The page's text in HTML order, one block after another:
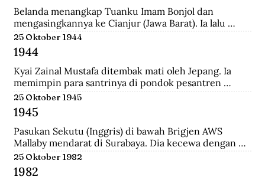
Belanda menangkap Tuanku Imam Bonjol dan
mengasingkannya ke Cianjur (Jawa Barat). Ia lalu
dipindahkan ke Ambon (Maluku), terus ke Manado
(Sulawesi Utara) sampai wafat.
25 Oktober 1944
1944
Kyai Zainal Mustafa ditembak mati oleh Jepang. Ia
memimpin para santrinya di pondok pesantren
Sukamanah, menghadapi serangan pihak jepang.
Peristiwa itu dipicu oleh kedatangan empat opsir
Jepang ke pondok sehari sebelumnya untuk
membawa Kyai  Zainal menghadap pemerintah
Jepang di Tasikmalaya.
25 Oktober 1945
1945
Pasukan Sekutu (Inggris) di bawah Brigjen AWS
Mallaby mendarat di Surabaya. Dia kecewa dengan
keputusan para petinggi Sekutu terhadap rakyat
Surabaya.
25 Oktober 1982
1982